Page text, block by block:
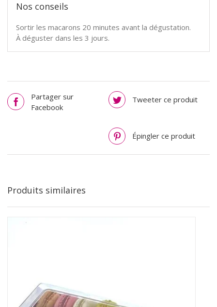
Nos conseils
Sortir les macarons 20 minutes avant la dégustation.
À déguster dans les 3 jours.
Partager sur
Facebook
Tweeter ce produit
Épingler ce produit
Produits similaires
AJOUTER AU PANIER /